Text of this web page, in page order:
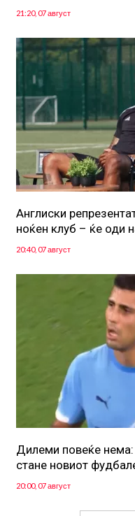
21:20, 07 август
Англиски
ноќен клуб – ќе оди
20:40, 07 август
Дилеми повеќе
стане новиот
20:00, 07 август